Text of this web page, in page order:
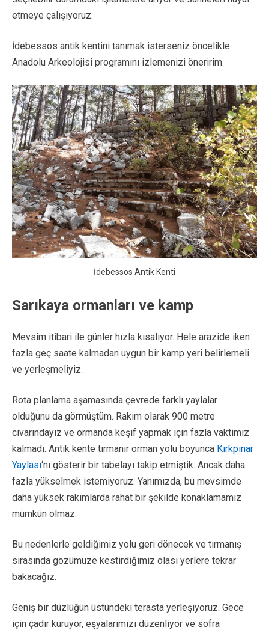
etmeye çalışıyoruz.
İdebessos antik kentini tanımak isterseniz öncelikle
Anadolu Arkeolojisi programını izlemenizi öneririm.
İdebessos Antik Kenti
Sarıkaya ormanları ve kamp
Mevsim itibari ile günler hızla kısalıyor. Hele arazide iken
fazla geç saate kalmadan uygun bir kamp yeri belirlemeli
ve yerleşmeliyiz.
Rota planlama aşamasında çevrede farklı yaylalar
olduğunu da görmüştüm. Rakım olarak 900 metre
civarındayız ve ormanda keşif yapmak için fazla vaktimiz
kalmadı. Antik kente tırmanır orman yolu boyunca Kırkpınar
Yaylası‘nı gösterir bir tabelayı takip etmiştik. Ancak daha
fazla yükselmek istemiyoruz. Yanımızda, bu mevsimde
daha yüksek rakımlarda rahat bir şekilde konaklamamız
mümkün olmaz.
Bu nedenlerle geldiğimiz yolu geri dönecek ve tırmanış
sırasında gözümüze kestirdiğimiz olası yerlere tekrar
bakacağız.
Geniş bir düzlüğün üstündeki terasta yerleşiyoruz. Gece
için çadır kuruyor, eşyalarımızı düzenliyor ve sofra